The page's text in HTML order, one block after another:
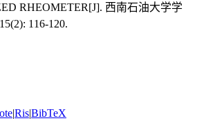
RHEOMETER[J]. 西南石油大学学
116-120.
|Ris|BibTeX